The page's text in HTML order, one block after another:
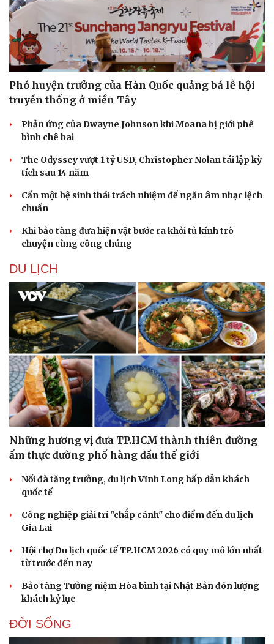
Phó huyện trưởng của Hàn Quốc quảng bá lễ hội
truyền thống ở miền Tây
Phản ứng của Dwayne Johnson khi Moana bị giới phê
bình chê bai
The Odyssey vượt 1 tỷ USD, Christopher Nolan tái lập kỳ
tích sau 14 năm
Cần một hệ sinh thái trách nhiệm để ngăn âm nhạc lệch
chuẩn
Khi bảo tàng đưa hiện vật bước ra khỏi tủ kính trò
chuyện cùng công chúng
DU LỊCH
Những hương vị đưa TP.HCM thành thiên đường
ẩm thực đường phố hàng đầu thế giới
Nối đà tăng trưởng, du lịch Vĩnh Long hấp dẫn khách
quốc tế
Công nghiệp giải trí "chắp cánh" cho điểm đến du lịch
Gia Lai
Hội chợ Du lịch quốc tế TP.HCM 2026 có quy mô lớn nhất
từ trước đến nay
Bảo tàng Tưởng niệm Hòa bình tại Nhật Bản đón lượng
khách kỷ lục
ĐỜI SỐNG